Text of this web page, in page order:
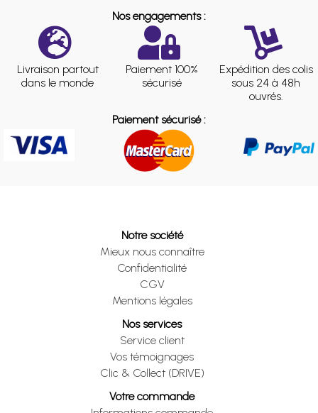
Nos engagements :
Livraison partout
dans le monde
Paiement 100%
sécurisé
Expédition des colis
sous 24 à 48h
ouvrés.
Paiement sécurisé :
Notre société
Mieux nous connaître
Confidentialité
CGV
Mentions légales
Nos services
Service client
Vos témoignages
Clic & Collect (DRIVE)
Votre commande